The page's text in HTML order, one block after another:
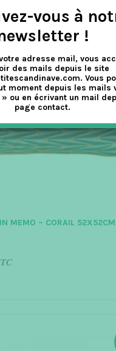
MEMO – CORAIL 52X52CM
vous à
!
adresse mail, vous
des mails depuis le site
Vous
moment depuis les mails
ou en écrivant un mail
page contact.